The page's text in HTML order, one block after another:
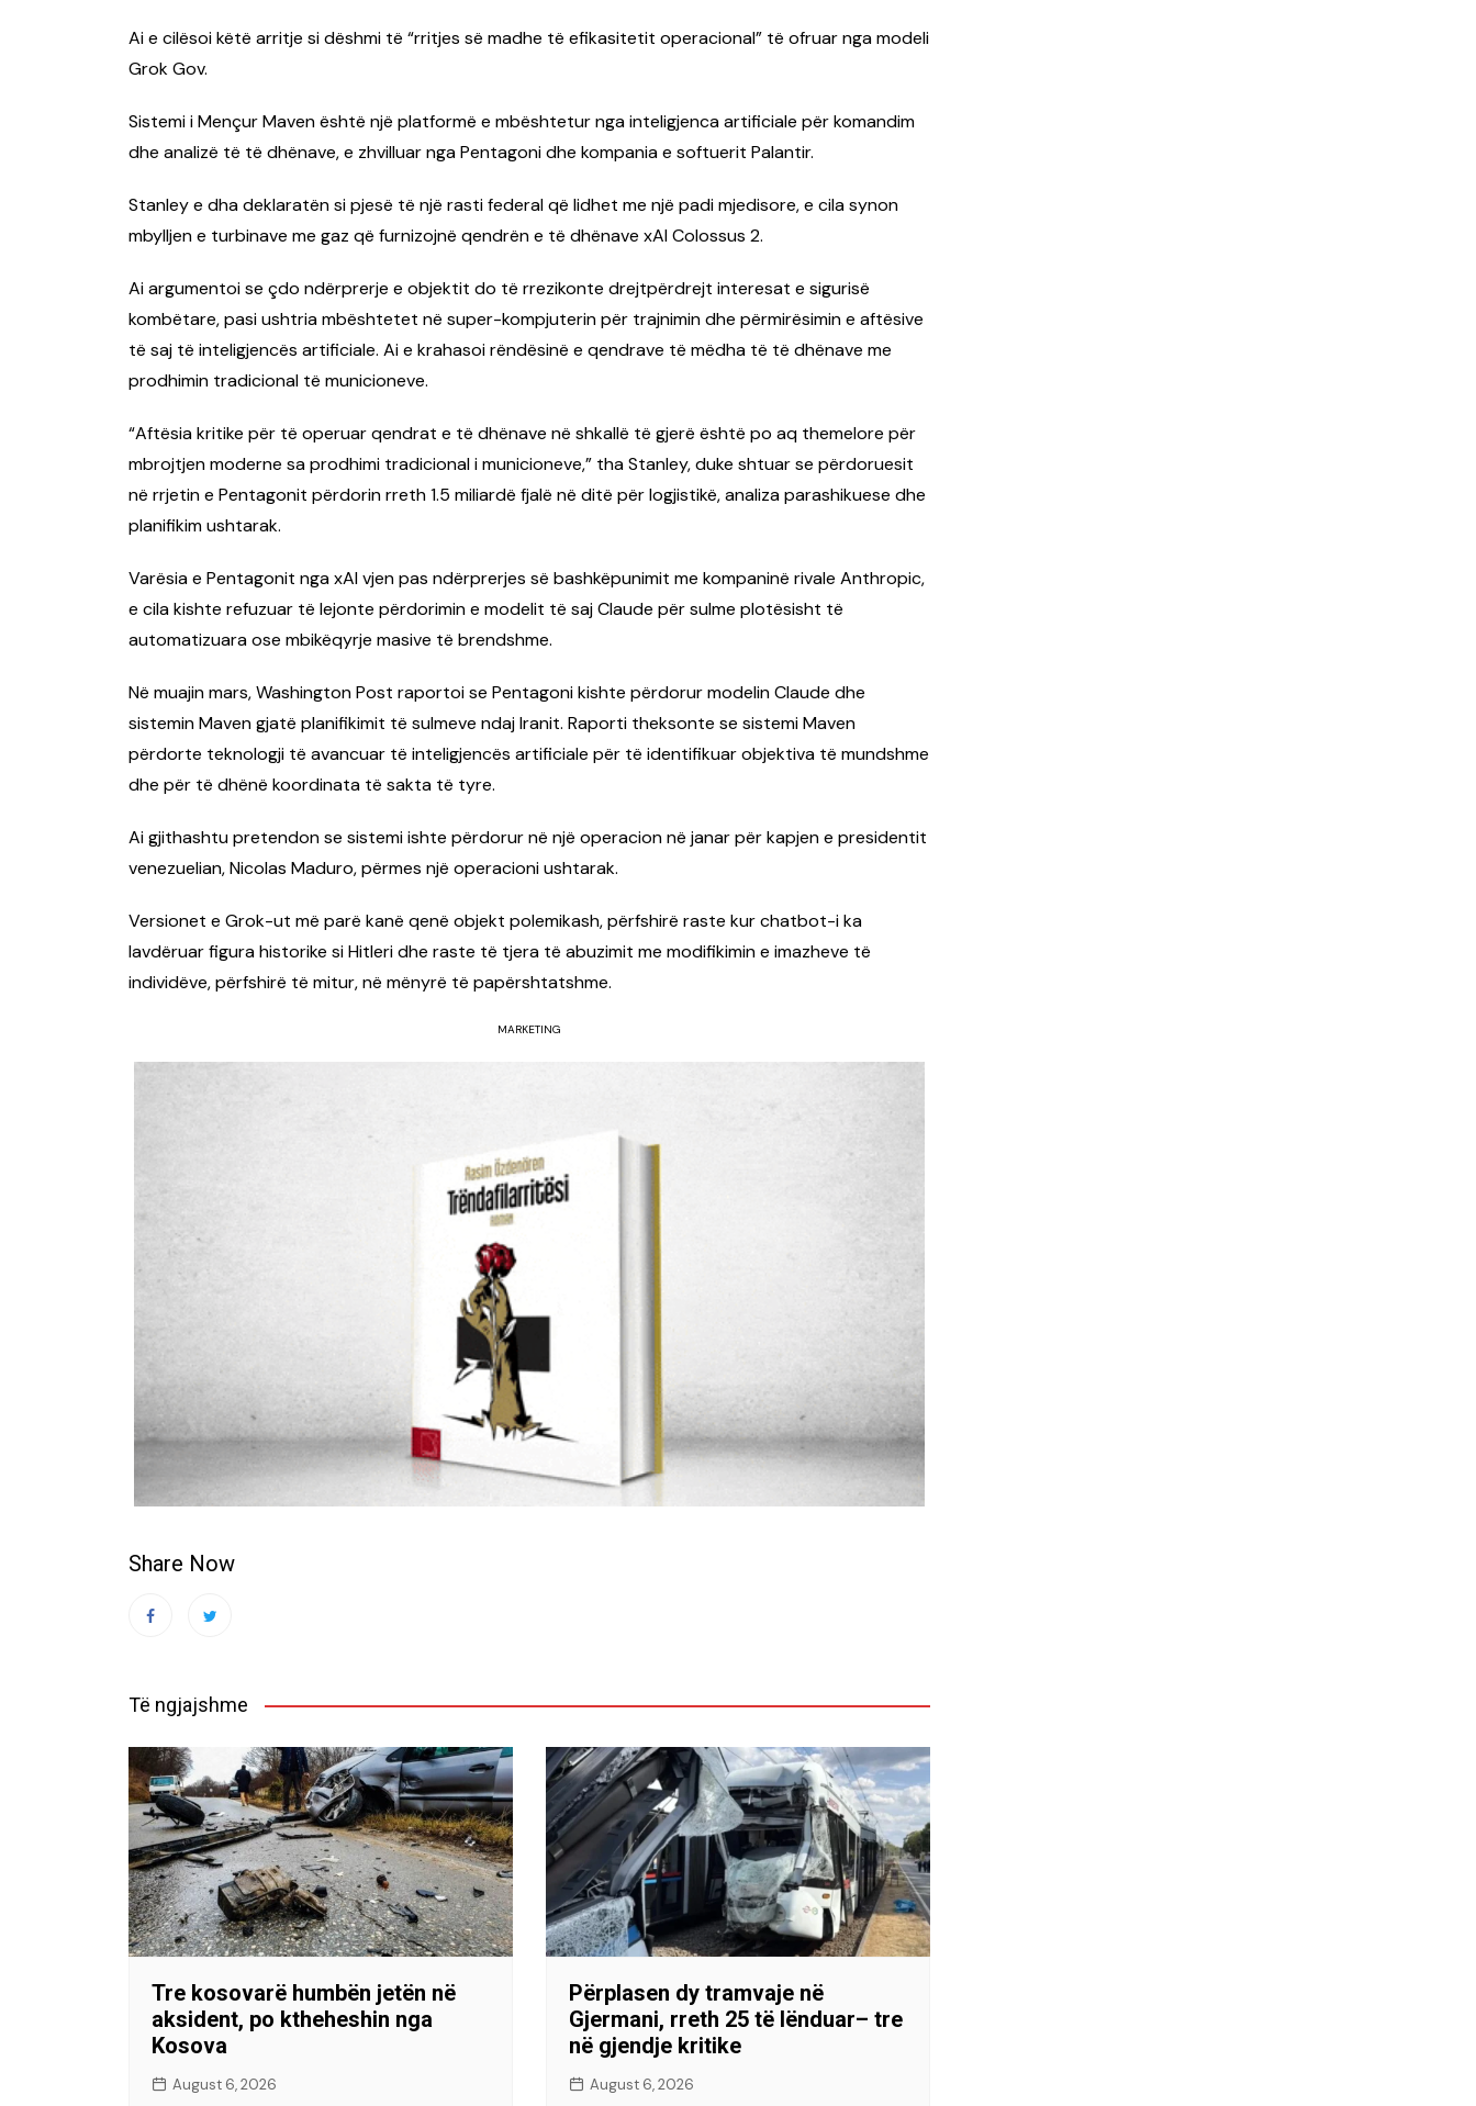
Ai e cilësoi këtë arritje si dëshmi të “rritjes së madhe të efikasitetit operacional” të ofruar nga modeli
Grok Gov.
Sistemi i Mençur Maven është një platformë e mbështetur nga inteligjenca artificiale për komandim
dhe analizë të të dhënave, e zhvilluar nga Pentagoni dhe kompania e softuerit Palantir.
Stanley e dha deklaratën si pjesë të një rasti federal që lidhet me një padi mjedisore, e cila synon
mbylljen e turbinave me gaz që furnizojnë qendrën e të dhënave xAI Colossus 2.
Ai argumentoi se çdo ndërprerje e objektit do të rrezikonte drejtpërdrejt interesat e sigurisë
kombëtare, pasi ushtria mbështetet në super-kompjuterin për trajnimin dhe përmirësimin e aftësive
të saj të inteligjencës artificiale. Ai e krahasoi rëndësinë e qendrave të mëdha të të dhënave me
prodhimin tradicional të municioneve.
“Aftësia kritike për të operuar qendrat e të dhënave në shkallë të gjerë është po aq themelore për
mbrojtjen moderne sa prodhimi tradicional i municioneve,” tha Stanley, duke shtuar se përdoruesit
në rrjetin e Pentagonit përdorin rreth 1.5 miliardë fjalë në ditë për logjistikë, analiza parashikuese dhe
planifikim ushtarak.
Varësia e Pentagonit nga xAI vjen pas ndërprerjes së bashkëpunimit me kompaninë rivale Anthropic,
e cila kishte refuzuar të lejonte përdorimin e modelit të saj Claude për sulme plotësisht të
automatizuara ose mbikëqyrje masive të brendshme.
Në muajin mars, Washington Post raportoi se Pentagoni kishte përdorur modelin Claude dhe
sistemin Maven gjatë planifikimit të sulmeve ndaj Iranit. Raporti theksonte se sistemi Maven
përdorte teknologji të avancuar të inteligjencës artificiale për të identifikuar objektiva të mundshme
dhe për të dhënë koordinata të sakta të tyre.
Ai gjithashtu pretendon se sistemi ishte përdorur në një operacion në janar për kapjen e presidentit
venezuelian, Nicolas Maduro, përmes një operacioni ushtarak.
Versionet e Grok-ut më parë kanë qenë objekt polemikash, përfshirë raste kur chatbot-i ka
lavdëruar figura historike si Hitleri dhe raste të tjera të abuzimit me modifikimin e imazheve të
individëve, përfshirë të mitur, në mënyrë të papërshtatshme.
MARKETING
Share Now
Të ngjajshme
Tre kosovarë humbën jetën në
aksident, po ktheheshin nga
Kosova
August 6, 2026
Përplasen dy tramvaje në
Gjermani, rreth 25 të lënduar– tre
në gjendje kritike
August 6, 2026